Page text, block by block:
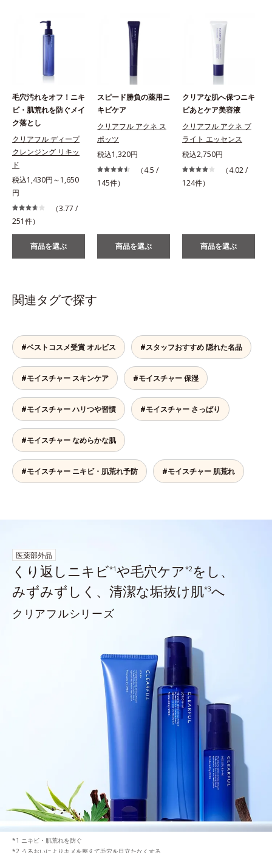
毛穴汚れをオフ！ニキ
ビ・肌荒れを防ぐメイ
ク落とし
クリアフル ディープ
クレンジング リキッ
ド
税込1,430円～1,650
円
（3.77 /
251件）
商品を選ぶ
スピード勝負の薬用ニ
キビケア
クリアフル アクネ ス
ポッツ
税込1,320円
（4.5 /
145件）
商品を選ぶ
クリアな肌へ保つニキ
ビあとケア美容液
クリアフル アクネ ブ
ライト エッセンス
税込2,750円
（4.02 /
124件）
商品を選ぶ
関連タグで探す
#ベストコスメ受賞 オルビス #スタッフおすすめ 隠れた名品
#モイスチャー スキンケア #モイスチャー 保湿
#モイスチャー ハリつや習慣 #モイスチャー さっぱり
#モイスチャー なめらかな肌
#モイスチャー ニキビ・肌荒れ予防 #モイスチャー 肌荒れ
医薬部外品
くり返しニキビ*1や毛穴ケア*2をし、
みずみずしく、清潔な垢抜け肌*3へ
クリアフルシリーズ
ニキビ・肌荒れを防ぐ